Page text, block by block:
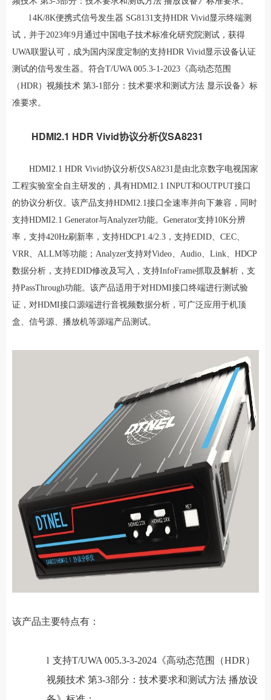
l4K/8K便携式信号发生器 SG8131支持HDR Vivid显示终端测
试，并于2023年9月通过中国电子技术标准化研究院测试，获得
UWA联盟认可，成为国内深度定制的支持HDR Vivid显示设备认证
测试的信号发生器。符合T/UWA 005.3-1-2023《高动态范围
（HDR）视频技术 第3-1部分：技术要求和测试方法 显示设备》标
准要求。
HDMI2.1 HDR Vivid协议分析仪SA8231
HDMI2.1 HDR Vivid协议分析仪SA8231是由北京数字电视国家
工程实验室全自主研发的，具有HDMI2.1 INPUT和OUTPUT接口
的协议分析仪。该产品支持HDMI2.1接口全速率并向下兼容，同时
支持HDMI2.1 Generator与Analyzer功能。Generator支持10K分辨
率，支持420Hz刷新率，支持HDCP1.4/2.3，支持EDID、CEC、
VRR、ALLM等功能；Analyzer支持对Video、Audio、Link、HDCP
数据分析，支持EDID修改及写入，支持InfoFrame抓取及解析，支
持PassThrough功能。该产品适用于对HDMI接口终端进行测试验
证，对HDMI接口源端进行音视频数据分析，可广泛应用于机顶
盒、信号源、播放机等源端产品测试。
该产品主要特点有：
l 支持T/UWA 005.3-3-2024《高动态范围（HDR）
视频技术 第3-3部分：技术要求和测试方法 播放设